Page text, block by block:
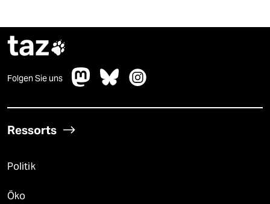
taz
Folgen Sie uns
Ressorts
Politik
Öko